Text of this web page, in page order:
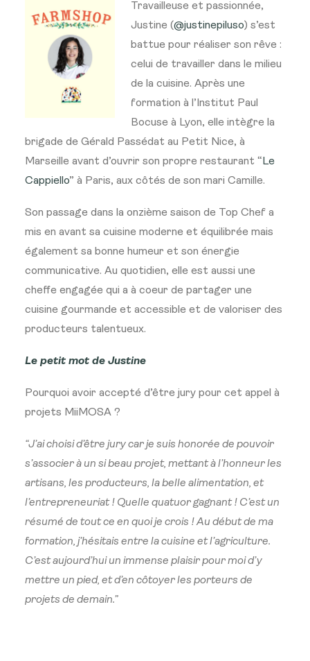
Travailleuse et passionnée,
Justine (@justinepiluso) s’est
battue pour réaliser son rêve :
celui de travailler dans le milieu
de la cuisine. Après une
formation à l’Institut Paul
Bocuse à Lyon, elle intègre la
brigade de Gérald Passédat au Petit Nice, à
Marseille avant d’ouvrir son propre restaurant “ Le
Cappiello” à Paris, aux côtés de son mari Camille.
Son passage dans la onzième saison de Top Chef a
mis en avant sa cuisine moderne et équilibrée mais
également sa bonne humeur et son énergie
communicative. Au quotidien, elle est aussi une
cheffe engagée qui a à coeur de partager une
cuisine gourmande et accessible et de valoriser des
producteurs talentueux.
Le petit mot de Justine
Pourquoi avoir accepté d’être jury pour cet appel à
projets MiiMOSA ?
“J’ai choisi d’être jury car je suis honorée de pouvoir
s’associer à un si beau projet, mettant à l’honneur les
artisans, les producteurs, la belle alimentation, et
l’entrepreneuriat ! Quelle quatuor gagnant ! C’est un
résumé de tout ce en quoi je crois ! Au début de ma
formation, j’hésitais entre la cuisine et l’agriculture.
C’est aujourd’hui un immense plaisir pour moi d’y
mettre un pied, et d’en côtoyer les porteurs de
projets de demain.”